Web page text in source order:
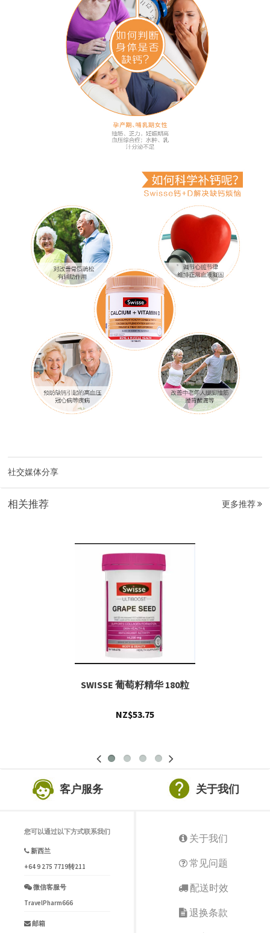
社交媒体分享
相关推荐 更多推荐
SWISSE 葡萄籽精华 180粒
NZ$53.75
客户服务 关于我们
您可以通过以下方式联系我们
新西兰
+64 9 275 7719转211
微信客服号
TravelPharm666
邮箱
关于我们
常见问题
配送时效
退换条款